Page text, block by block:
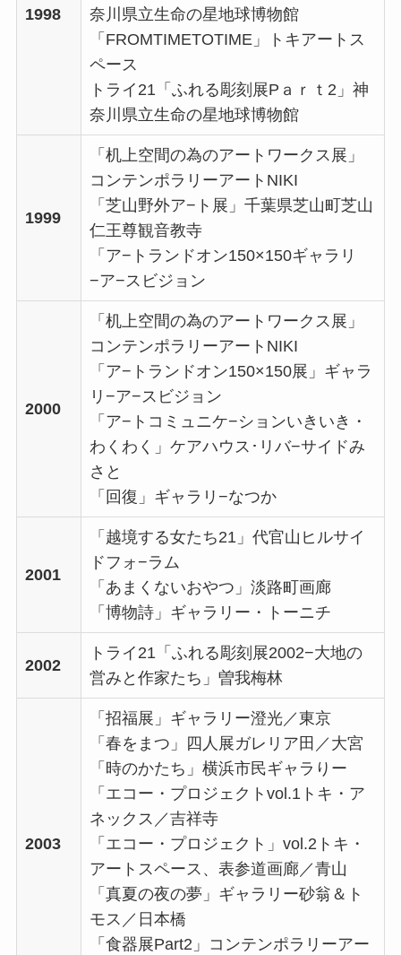
1998
奈川県立生命の星地球博物館
「FROMTIMETOTIME」トキアートス
ペース
トライ21「ふれる彫刻展Pａｒｔ2」神
奈川県立生命の星地球博物館
1999
「机上空間の為のアートワークス展」
コンテンポラリーアートNIKI
「芝山野外ア−ト展」千葉県芝山町芝山
仁王尊観音教寺
「ア−トランドオン150×150ギャラリ
−ア−スビジョン
2000
「机上空間の為のアートワークス展」
コンテンポラリーアートNIKI
「ア−トランドオン150×150展」ギャラ
リ−ア−スビジョン
「ア−トコミュニケ−ションいきいき・
わくわく」ケアハウス･リバ−サイドみ
さと
「回復」ギャラリ−なつか
2001
「越境する女たち21」代官山ヒルサイ
ドフォ−ラム
「あまくないおやつ」淡路町画廊
「博物詩」ギャラリー・トーニチ
2002
トライ21「ふれる彫刻展2002−大地の
営みと作家たち」曽我梅林
2003
「招福展」ギャラリー澄光／東京
「春をまつ」四人展ガレリア田／大宮
「時のかたち」横浜市民ギャラりー
「エコー・プロジェクトvol.1トキ・ア
ネックス／吉祥寺
「エコー・プロジェクト」vol.2トキ・
アートスペース、表参道画廊／青山
「真夏の夜の夢」ギャラリー砂翁＆ト
モス／日本橋
「食器展Part2」コンテンポラリーアー